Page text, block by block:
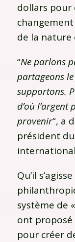
dollars pour
de la
“Ne parlons
partageons
supportons.
d’où
provenir“, a
président
Qu’il
système de
ont
pour créer